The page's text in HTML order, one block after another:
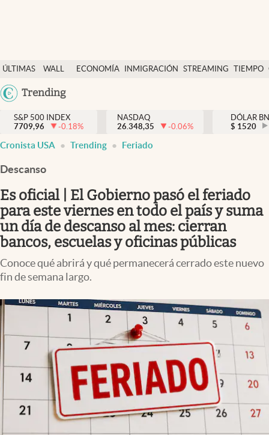
ÚLTIMAS
NOTICIAS
WALL
DÓLAR
ECONOMÍA INMIGRACIÓN STREAMING TIEMPO
México
Trending
Finanzas y economía
Wall Street y dólar
Inmigración
Espiritual
Streaming
Lifestyle
USA
S&P 500 INDEX
7709,96
-0.18%
NASDAQ
26.348,35
-0.06%
DÓLAR
$ 1520
Cronista USA Trending Feriado
Descanso
Es oficial | El Gobierno pasó el feriado
para este viernes en todo el país y suma
un día de descanso al mes: cierran
bancos, escuelas y oficinas públicas
Conoce qué abrirá y qué permanecerá cerrado este nuevo
fin de semana largo.